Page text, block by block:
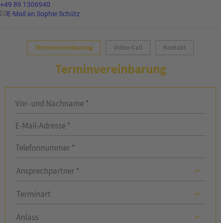
+49 89 1306940
E-Mail an Sophie Schütz
Terminvereinbarung Video-Call Kontakt
Terminvereinbarung
Vor- und Nachname *
E-Mail-Adresse *
Telefonnummer *
Ansprechpartner *
Terminart
Anlass